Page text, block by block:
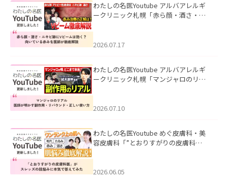
わたしの名医Youtube アルバアレルギ
ークリニック札幌「赤ら顔・酒さ・ニ
した。
2026.07.17
わたしの名医Youtube アルバアレルギ
ークリニック札幌「マンジャロのリア
た。
2026.07.10
わたしの名医Youtube めぐ皮膚科・美
容皮膚科「”とおりすがりの皮膚科
2026.06.05